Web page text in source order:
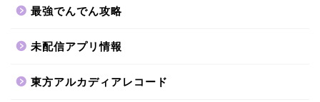
最強でんでん攻略
未配信アプリ情報
東方アルカディアレコード